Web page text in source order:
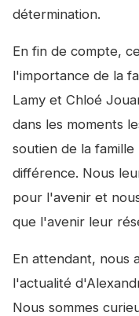
détermination.
En fin de compte,
l'importance de la
Lamy et Chloé
dans les moments
soutien de la
différence. Nous
pour l'avenir et
que l'avenir leur
En attendant, nous
l'actualité
Nous sommes